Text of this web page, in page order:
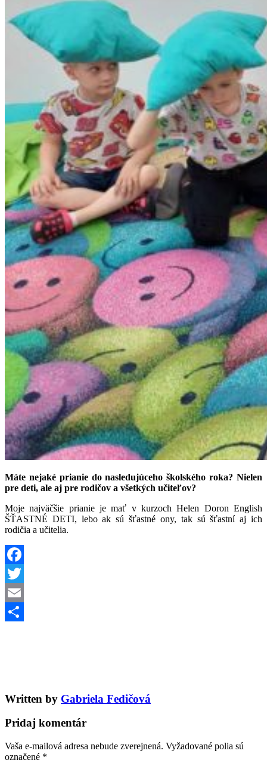
Máte nejaké prianie do nasledujúceho školského roka? Nielen
pre deti, ale aj pre rodičov a všetkých učiteľov?
Moje najväčšie prianie je mať v kurzoch Helen Doron English
ŠŤASTNÉ DETI, lebo ak sú šťastné ony, tak sú šťastní aj ich
rodičia a učitelia.
Facebook
Twitter
Email
Written by Gabriela Fedičová
Pridaj komentár
Vaša e-mailová adresa nebude zverejnená. Vyžadované polia sú
označené *